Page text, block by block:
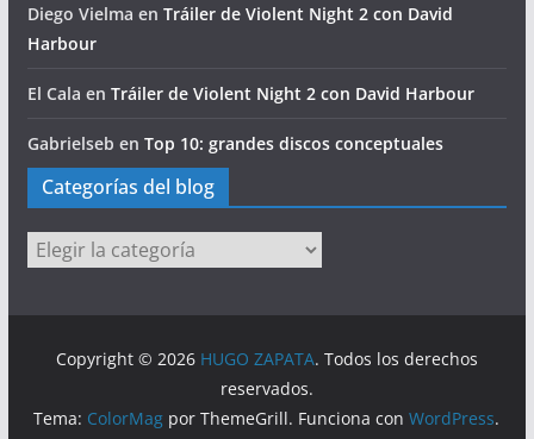
Diego Vielma en Tráiler de Violent Night 2 con David
Harbour
El Cala en Tráiler de Violent Night 2 con David Harbour
Gabrielseb en Top 10: grandes discos conceptuales
Categorías del blog
Categorías
del
Copyright © 2026 HUGO ZAPATA. Todos los derechos
reservados.
Tema: ColorMag por ThemeGrill. Funciona conWordPress.